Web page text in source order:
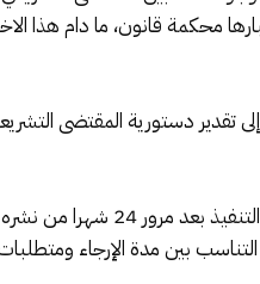
محكمة قانون، ما دام
تقدير دستورية المقتضى
وبخصوص المادة 31 من القانون
بين مدة الإرجاء ومتطلبات